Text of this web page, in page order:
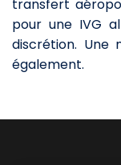
transfert
pour une IVG
discrétion. Une
également.